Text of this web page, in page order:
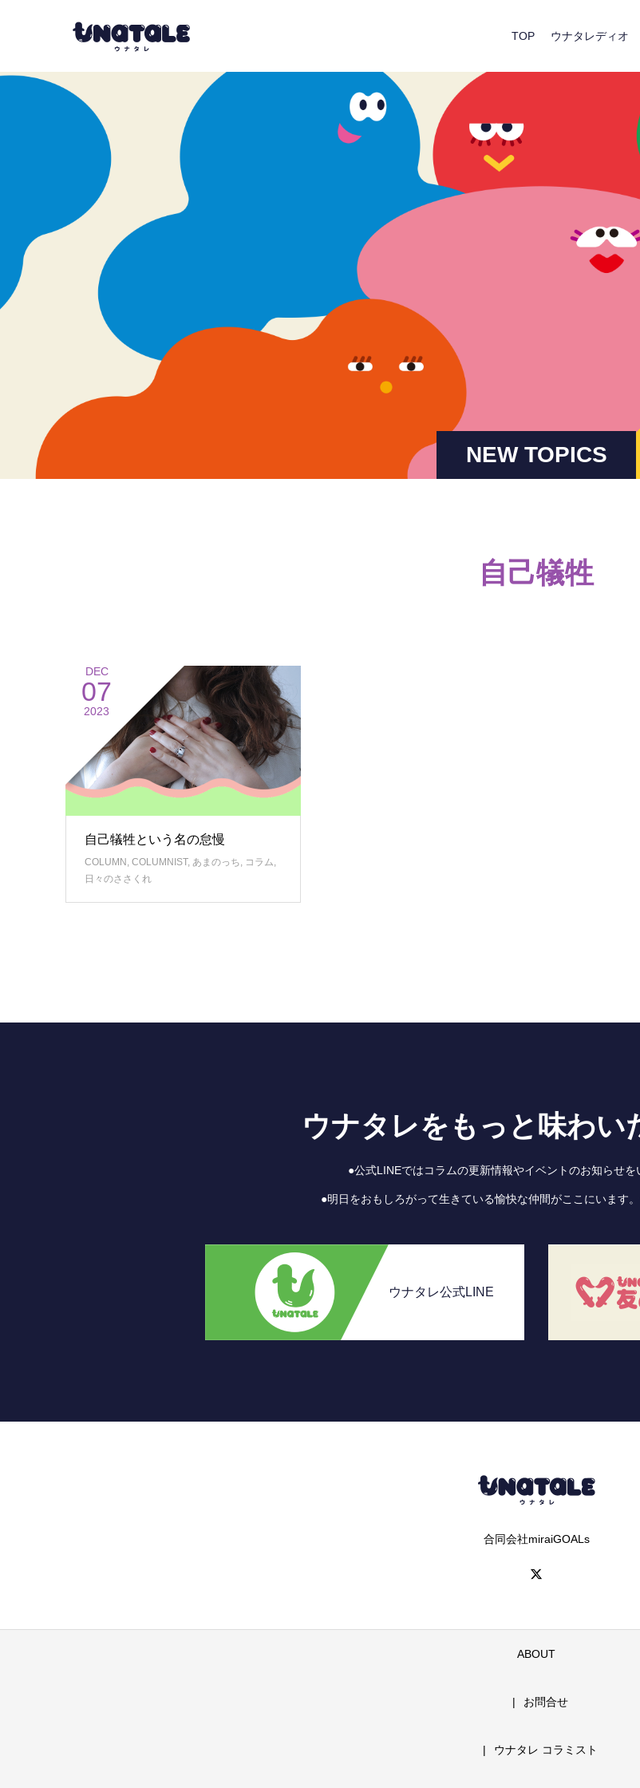
TOP ウナタレディオ
NEW TOPICS
自己犠牲
DEC
07
2023
自己犠牲という名の怠慢
COLUMN , COLUMNIST, あまのっち, コラム,
日々のささくれ
ウナタレをもっと味わい
●公式LINEではコラムの更新情報やイベントのお知らせを
●明日をおもしろがって生きている愉快な仲間がここにいます
ウナタレ公式LINE
合同会社miraiGOALs
ABOUT
お問合せ
ウナタレ コラミスト